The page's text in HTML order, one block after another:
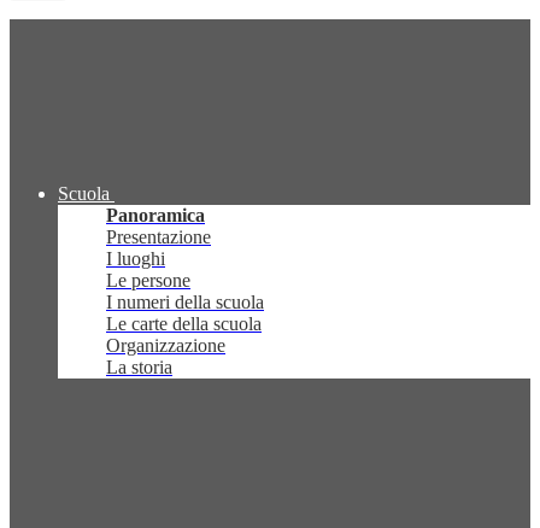
Scuola
Panoramica
Presentazione
I luoghi
Le persone
I numeri della scuola
Le carte della scuola
Organizzazione
La storia